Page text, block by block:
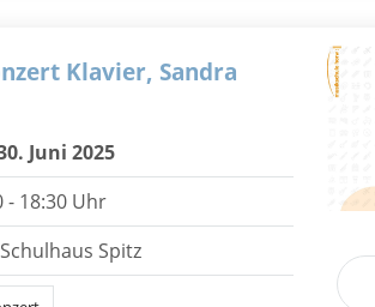
Klavier, Sandra
Juni 2025
- 18:30 Uhr
Spitz